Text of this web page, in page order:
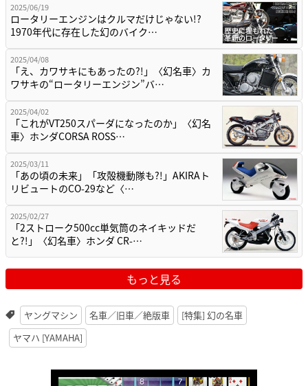
2025/06/19
ロータリーエンジンはクルマだけじゃない!?
1970年代に存在した幻のバイク…
2025/04/08
「え、カワサキにもあったの?!」〈幻名車〉カ
ワサキの“ロータリーエンジン”バ…
2025/04/02
「これがVT250スパーダになったのか」〈幻名
車〉ホンダCORSA ROSS…
2025/03/11
「あの頃の未来」「攻殻機動隊も?!」AKIRAト
リビュートのCO-29など〈…
2025/02/27
「2ストローク500cc単気筒のネイキッドだ
と?!」〈幻名車〉ホンダ CR-…
もっと見る
ヤングマシン 名車／旧車／絶版車
[特集] 幻の名車
ヤマハ [YAMAHA]